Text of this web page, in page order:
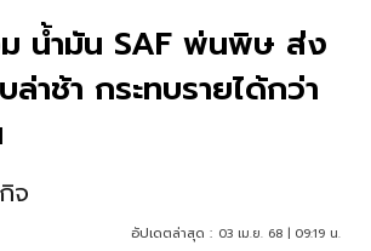
น้ำมัน SAF พ่นพิษ ส่ง
าช้า กระทบรายได้กว่า
จ
อัปเดตล่าสุด : 03 เม.ย. 68 | 09:19 น.